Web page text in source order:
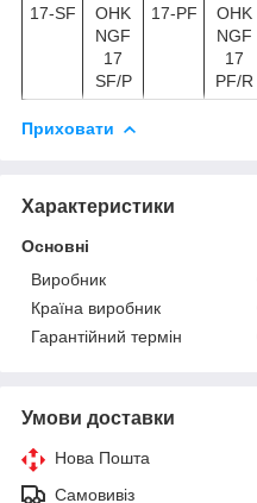
17-SF
OHK
NGF
17
SF/P
17-PF
OHK
NGF
17
PF/R
Приховати
Характеристики
Основні
Виробник
Країна виробник
Гарантійний термін
Умови доставки
Нова Пошта
Самовивіз